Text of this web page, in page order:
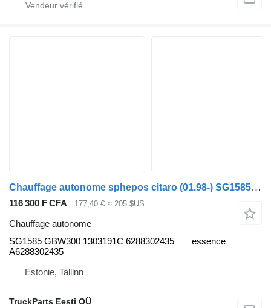
Chauffage autonome sphepos citaro (01.98-) SG1585 pour Mercedes-Benz Bus II (1996-)
116 300 F CFA 177,40 € ≈ 205 $US
Chauffage autonome
SG1585 GBW300 1303191C 6288302435
A6288302435
essence
Estonie, Tallinn
TruckParts Eesti OÜ